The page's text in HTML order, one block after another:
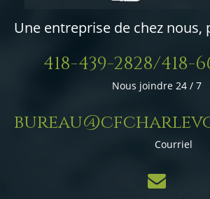
Une entreprise de chez nous,
418-439-2828/418-
Nous joindre 24 / 7
Courriel